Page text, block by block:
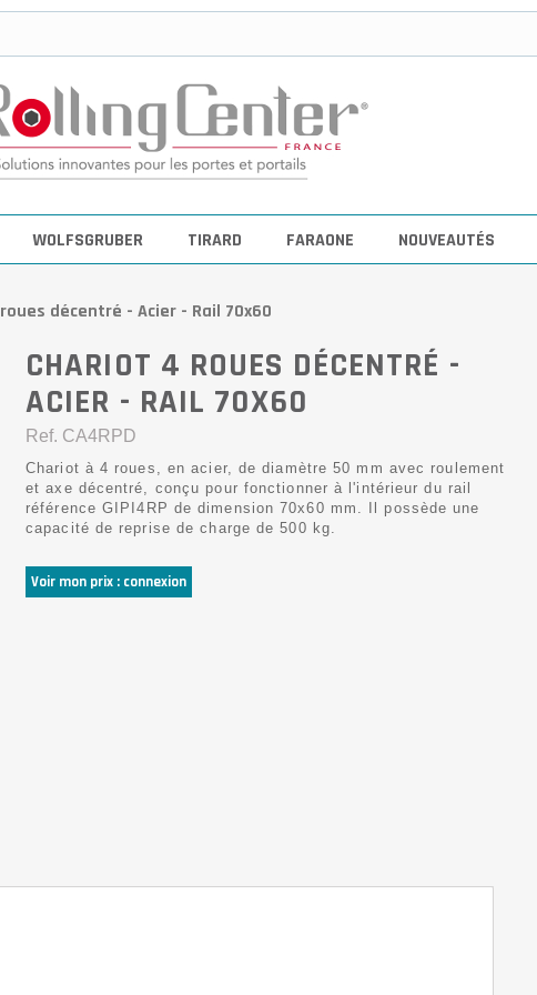
WOLFSGRUBER TIRARD FARAONE NOUVEAUTÉS
décentré - Acier - Rail 70x60
CHARIOT 4 ROUES DÉCENTRÉ -
ACIER - RAIL 70X60
Ref. CA4RPD
Chariot à 4 roues, en acier, de diamètre 50 mm avec roulement
et axe décentré, conçu pour fonctionner à l'intérieur du rail
référence GIPI4RP de dimension 70x60 mm. Il possède une
capacité de reprise de charge de 500 kg.
Voir mon prix : connexion